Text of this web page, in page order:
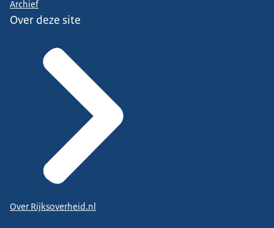
Archief
Over deze site
Over Rijksoverheid.nl